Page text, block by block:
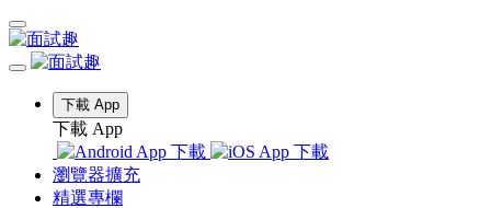
下載 App
下載 App
瀏覽器擴充
精選專欄